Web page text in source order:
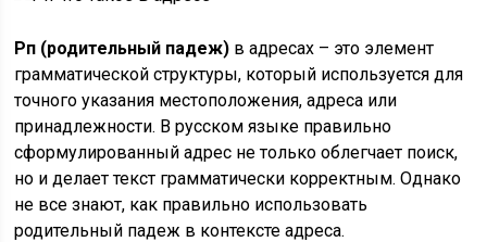
Рп (родительный падеж) в адресах – это элемент
грамматической структуры, который используется для
точного указания местоположения, адреса или
принадлежности. В русском языке правильно
сформулированный адрес не только облегчает поиск,
но и делает текст грамматически корректным. Однако
не все знают, как правильно использовать
родительный падеж в контексте адреса.